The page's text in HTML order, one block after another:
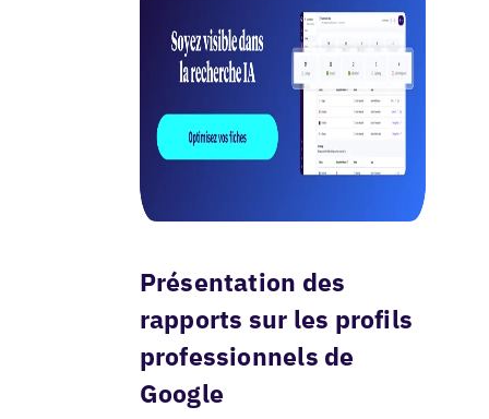
Présentation des
rapports sur les profils
professionnels de
Google